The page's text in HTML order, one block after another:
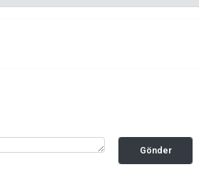
Gönder